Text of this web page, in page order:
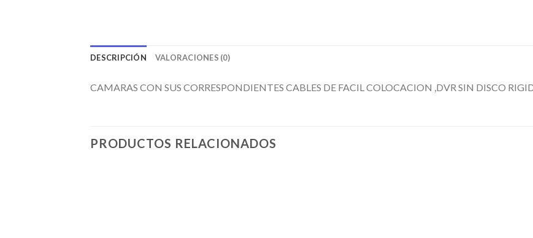
DESCRIPCIÓN VALORACIONES (0)
CAMARAS CON SUS CORRESPONDIENTES CABLES DE FACIL COLOCACION ,DVR SIN DISCO
PRODUCTOS RELACIONADOS